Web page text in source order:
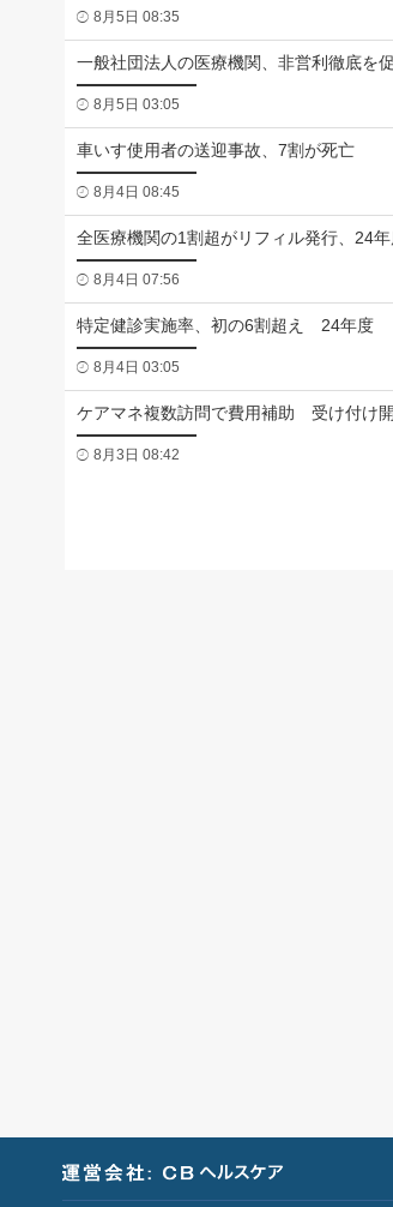
8月5日 08:35
一般社団法人の医療機関、非営利徹底を
8月5日 03:05
車いす使用者の送迎事故、7割が死亡
8月4日 08:45
全医療機関の1割超がリフィル発行、24年
8月4日 07:56
特定健診実施率、初の6割超え 24年度
8月4日 03:05
ケアマネ複数訪問で費用補助 受け付け
8月3日 08:42